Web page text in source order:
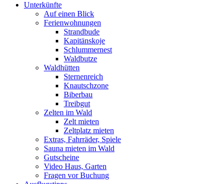
Unterkünfte
Auf einen Blick
Ferienwohnungen
Strandbude
Kapitänskoje
Schlummernest
Waldbutze
Waldhütten
Sternenreich
Knautschzone
Biberbau
Treibgut
Zelten im Wald
Zelt mieten
Zeltplatz mieten
Extras, Fahrräder, Spiele
Sauna mieten im Wald
Gutscheine
Video Haus, Garten
Fragen vor Buchung